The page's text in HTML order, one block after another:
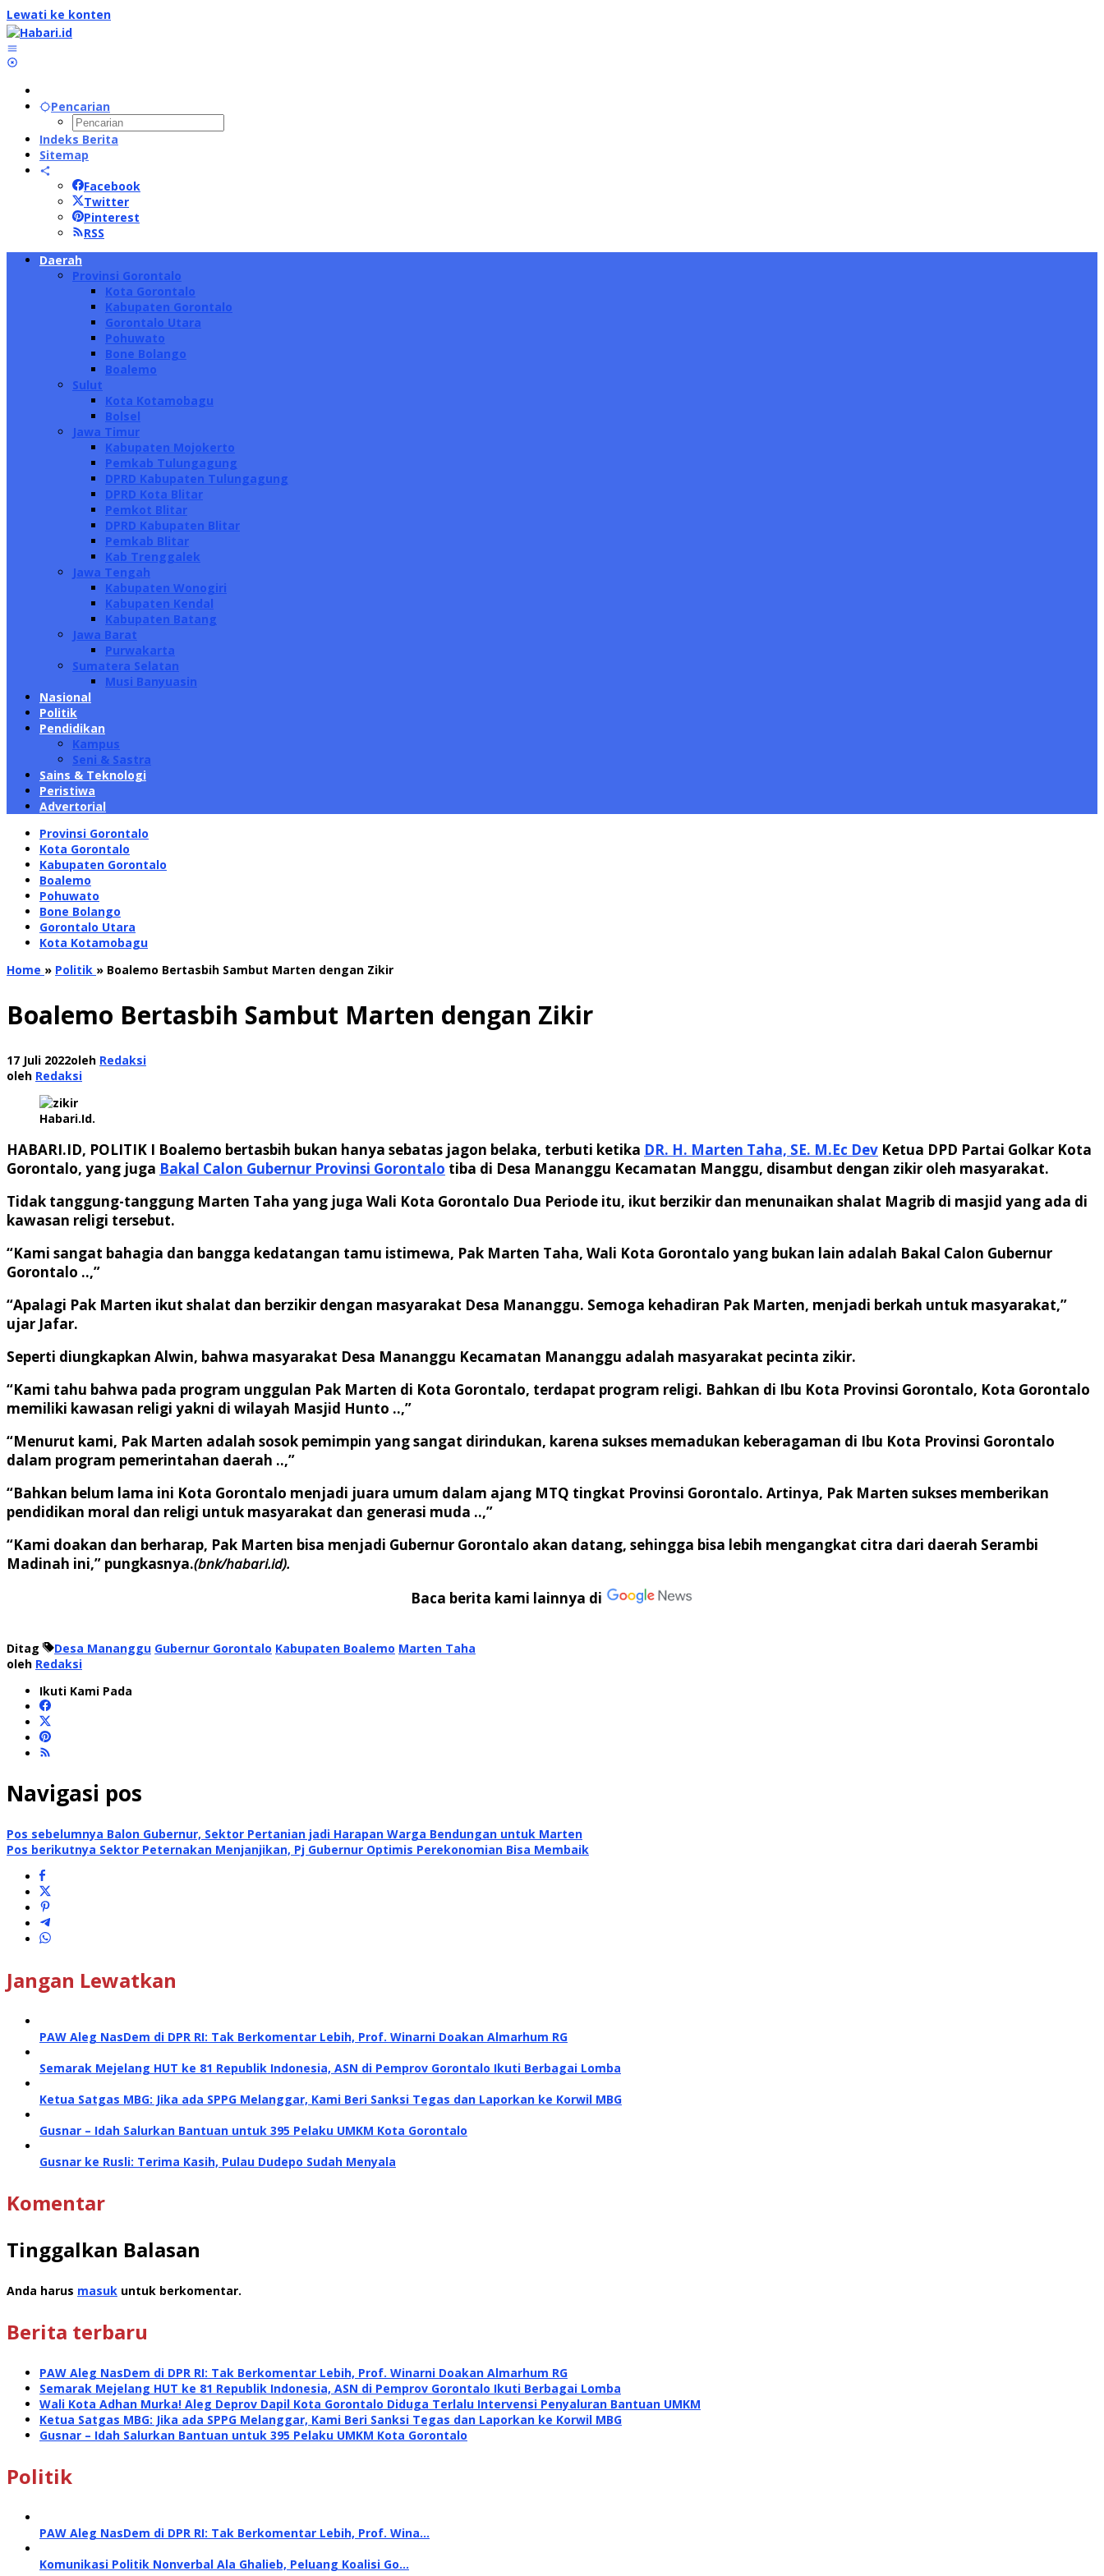
Lewati ke konten
Pencarian
Indeks Berita
Sitemap
Facebook
Twitter
Pinterest
RSS
Daerah
Provinsi Gorontalo
Kota Gorontalo
Kabupaten Gorontalo
Gorontalo Utara
Pohuwato
Bone Bolango
Boalemo
Sulut
Kota Kotamobagu
Bolsel
Jawa Timur
Kabupaten Mojokerto
Pemkab Tulungagung
DPRD Kabupaten Tulungagung
DPRD Kota Blitar
Pemkot Blitar
DPRD Kabupaten Blitar
Pemkab Blitar
Kab Trenggalek
Jawa Tengah
Kabupaten Wonogiri
Kabupaten Kendal
Kabupaten Batang
Jawa Barat
Purwakarta
Sumatera Selatan
Musi Banyuasin
Nasional
Politik
Pendidikan
Kampus
Seni & Sastra
Sains & Teknologi
Peristiwa
Advertorial
Provinsi Gorontalo
Kota Gorontalo
Kabupaten Gorontalo
Boalemo
Pohuwato
Bone Bolango
Gorontalo Utara
Kota Kotamobagu
Home » Politik » Boalemo Bertasbih Sambut Marten dengan Zikir
Boalemo Bertasbih Sambut Marten dengan Zikir
17 Juli 2022oleh Redaksi
oleh Redaksi
Habari.Id.
HABARI.ID, POLITIK I Boalemo bertasbih bukan hanya sebatas jagon belaka, terbuti ketika DR. H. Marten Taha, SE. M.Ec Dev Ketua DPD Partai Golkar Kota
Gorontalo, yang juga Bakal Calon Gubernur Provinsi Gorontalo tiba di Desa Mananggu Kecamatan Manggu, disambut dengan zikir oleh masyarakat.
Tidak tanggung-tanggung Marten Taha yang juga Wali Kota Gorontalo Dua Periode itu, ikut berzikir dan menunaikan shalat Magrib di masjid yang ada di
kawasan religi tersebut.
“Kami sangat bahagia dan bangga kedatangan tamu istimewa, Pak Marten Taha, Wali Kota Gorontalo yang bukan lain adalah Bakal Calon Gubernur
Gorontalo ..,”
“Apalagi Pak Marten ikut shalat dan berzikir dengan masyarakat Desa Mananggu. Semoga kehadiran Pak Marten, menjadi berkah untuk masyarakat,”
ujar Jafar.
Seperti diungkapkan Alwin, bahwa masyarakat Desa Mananggu Kecamatan Mananggu adalah masyarakat pecinta zikir.
“Kami tahu bahwa pada program unggulan Pak Marten di Kota Gorontalo, terdapat program religi. Bahkan di Ibu Kota Provinsi Gorontalo, Kota Gorontalo
memiliki kawasan religi yakni di wilayah Masjid Hunto ..,”
“Menurut kami, Pak Marten adalah sosok pemimpin yang sangat dirindukan, karena sukses memadukan keberagaman di Ibu Kota Provinsi Gorontalo
dalam program pemerintahan daerah ..,”
“Bahkan belum lama ini Kota Gorontalo menjadi juara umum dalam ajang MTQ tingkat Provinsi Gorontalo. Artinya, Pak Marten sukses memberikan
pendidikan moral dan religi untuk masyarakat dan generasi muda ..,”
“Kami doakan dan berharap, Pak Marten bisa menjadi Gubernur Gorontalo akan datang, sehingga bisa lebih mengangkat citra dari daerah Serambi
Madinah ini,” pungkasnya.(bnk/habari.id).
Baca berita kami lainnya di
Ditag Desa Mananggu Gubernur Gorontalo Kabupaten Boalemo Marten Taha
oleh Redaksi
Ikuti Kami Pada
Navigasi pos
Pos sebelumnya Balon Gubernur, Sektor Pertanian jadi Harapan Warga Bendungan untuk Marten
Pos berikutnya Sektor Peternakan Menjanjikan, Pj Gubernur Optimis Perekonomian Bisa Membaik
Jangan Lewatkan
PAW Aleg NasDem di DPR RI: Tak Berkomentar Lebih, Prof. Winarni Doakan Almarhum RG
Semarak Mejelang HUT ke 81 Republik Indonesia, ASN di Pemprov Gorontalo Ikuti Berbagai Lomba
Ketua Satgas MBG: Jika ada SPPG Melanggar, Kami Beri Sanksi Tegas dan Laporkan ke Korwil MBG
Gusnar – Idah Salurkan Bantuan untuk 395 Pelaku UMKM Kota Gorontalo
Gusnar ke Rusli: Terima Kasih, Pulau Dudepo Sudah Menyala
Komentar
Tinggalkan Balasan
Anda harus masuk untuk berkomentar.
Berita terbaru
PAW Aleg NasDem di DPR RI: Tak Berkomentar Lebih, Prof. Winarni Doakan Almarhum RG
Semarak Mejelang HUT ke 81 Republik Indonesia, ASN di Pemprov Gorontalo Ikuti Berbagai Lomba
Wali Kota Adhan Murka! Aleg Deprov Dapil Kota Gorontalo Diduga Terlalu Intervensi Penyaluran Bantuan UMKM
Ketua Satgas MBG: Jika ada SPPG Melanggar, Kami Beri Sanksi Tegas dan Laporkan ke Korwil MBG
Gusnar – Idah Salurkan Bantuan untuk 395 Pelaku UMKM Kota Gorontalo
Politik
PAW Aleg NasDem di DPR RI: Tak Berkomentar Lebih, Prof. Wina…
Komunikasi Politik Nonverbal Ala Ghalieb, Peluang Koalisi Go…